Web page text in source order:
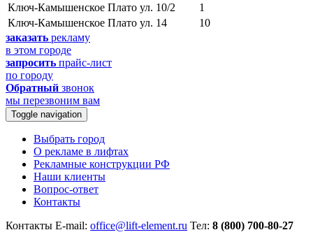
Ключ-Камышенское Плато ул. 10/2
1
Ключ-Камышенское Плато ул. 14
10
заказать рекламу
в этом городе
запросить прайс-лист
по городу
Обратный звонок
мы перезвоним вам
Toggle navigation
Выбрать город
О рекламе в лифтах
Рекламные конструкции РФ
Наши клиенты
Вопрос-ответ
Контакты
Контакты E-mail: office@lift-element.ru Тел: 8 (800) 700-80-27